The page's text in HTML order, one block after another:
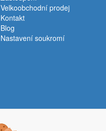
Velkoobchodní prodej
Kontakt
Blog
Nastavení soukromí